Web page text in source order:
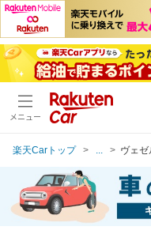
メニュー
楽天Carトップ ヴェ